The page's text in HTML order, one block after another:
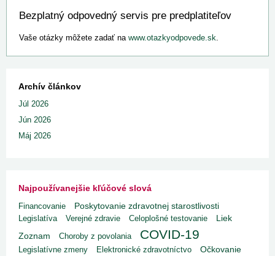
Bezplatný odpovedný servis pre predplatiteľov
Vaše otázky môžete zadať na www.otazkyodpovede.sk.
Archív článkov
Júl 2026
Jún 2026
Máj 2026
Najpoužívanejšie kľúčové slová
Financovanie Poskytovanie zdravotnej starostlivosti
Legislatíva Verejné zdravie Celoplošné testovanie Liek
Zoznam Choroby z povolania COVID-19
Legislatívne zmeny Elektronické zdravotníctvo
Očkovanie